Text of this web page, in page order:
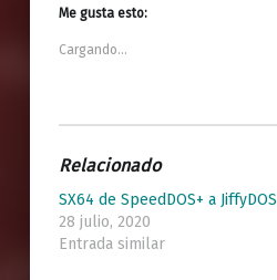
Me gusta esto:
Cargando...
Relacionado
SX64 de SpeedDOS+ a JiffyDOS
28 julio, 2020
Entrada similar